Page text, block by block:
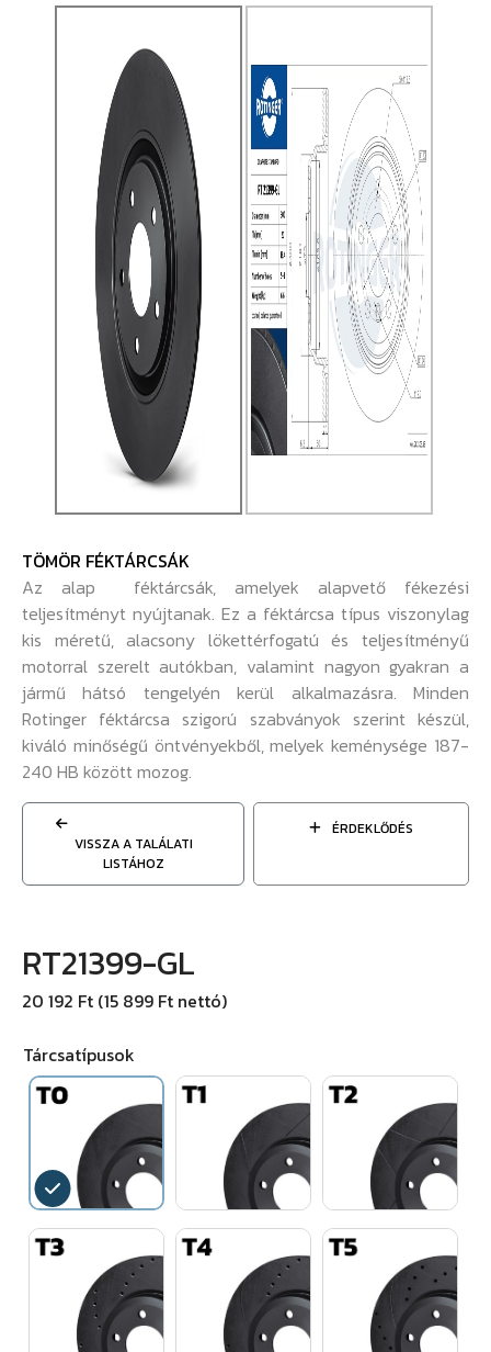
TÖMÖR FÉKTÁRCSÁK
Az alap féktárcsák, amelyek alapvető fékezési
teljesítményt nyújtanak. Ez a féktárcsa típus viszonylag
kis méretű, alacsony lökettérfogatú és teljesítményű
motorral szerelt autókban, valamint nagyon gyakran a
jármű hátsó tengelyén kerül alkalmazásra. Minden
Rotinger féktárcsa szigorú szabványok szerint készül,
kiváló minőségű öntvényekből, melyek keménysége 187-
240 HB között mozog.
VISSZA A TALÁLATI
LISTÁHOZ
ÉRDEKLŐDÉS
RT21399-GL
20 192 Ft (15 899 Ft nettó)
Tárcsatípusok